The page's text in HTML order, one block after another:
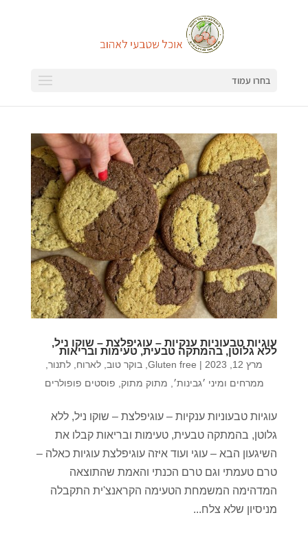
בחרו עמוד
עוגיות טבעוניות ענקיות – עוגיפלצת – שוקו ניל,
ללא גלוטן, בהמתקה טבעית, טעימות ובריאות
מרץ 12, 2023 |
Gluten free בוקר טוב לארוח לתנור
ממרחים ומיני ׳גבינות׳
מתוק מתוק פוסטים פופולרים
עוגיות טבעוניות ענקיות – עוגיפלצת – שוקו ניל, ללא
גלוטן, בהמתקה טבעית, טעימות ובריאות קבלו את
השיגעון הבא – עוגי ועוד איזה עוגיפלצת עוגיות כאלה –
טרם טעמתי וגם טרם הכנתי והאמת שהתוצאה
המדהימה המשמחת הטעימה הקראנצ'ית התקבלה
מניסיון שלא צלח...